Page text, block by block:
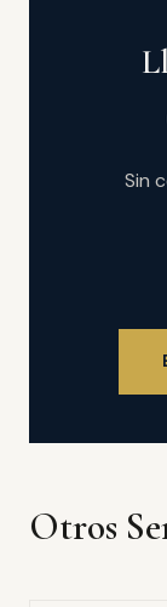
Sin
Otros